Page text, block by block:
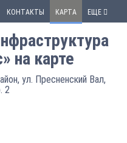
КОНТАКТЫ КАРТА ЕЩЕ
на карте
ул. Пресненский Вал,
2